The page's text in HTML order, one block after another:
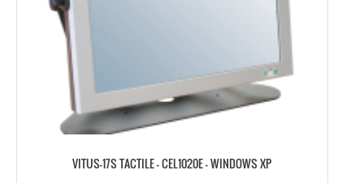
VITUS-17S TACTILE – CEL1020E – WINDOWS XP